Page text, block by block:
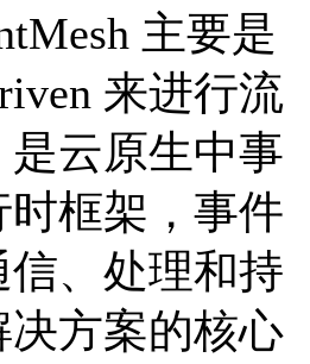
主要是
来进行流
云原生中事
框架，事件
、处理和持
决方案的核心